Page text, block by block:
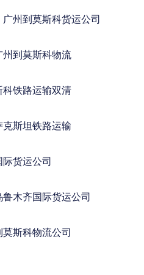
州到莫斯科货运公司
州到莫斯科物流
铁路运输双清
斯坦铁路运输
货运公司
木齐国际货运公司
斯科物流公司